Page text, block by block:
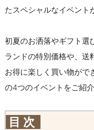
たスペシャルなイベント
初夏のお洒落やギフト選
ランドの特別価格や、送
お得に楽しく買い物がで
の4つのイベントをご紹介
目 次